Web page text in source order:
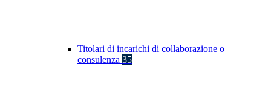
Titolari di incarichi di collaborazione o
consulenza 35